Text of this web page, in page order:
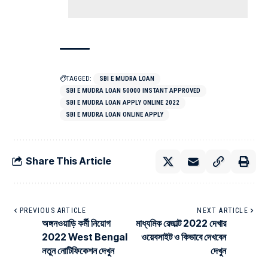
TAGGED:
SBI E MUDRA LOAN
SBI E MUDRA LOAN 50000 INSTANT APPROVED
SBI E MUDRA LOAN APPLY ONLINE 2022
SBI E MUDRA LOAN ONLINE APPLY
Share This Article
PREVIOUS ARTICLE
অঙ্গনওয়াড়ি কর্মী নিয়োগ
2022 West Bengal
নতুন নোটিফিকেশন দেখুন
NEXT ARTICLE
মাধ্যমিক রেজাল্ট 2022 দেখার
ওয়েবসাইট ও কিভাবে দেখবেন
দেখুন